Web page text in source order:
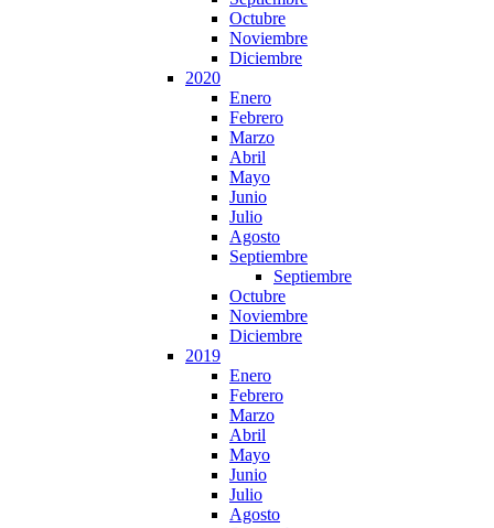
Octubre
Noviembre
Diciembre
2020
Enero
Febrero
Marzo
Abril
Mayo
Junio
Julio
Agosto
Septiembre
Septiembre
Octubre
Noviembre
Diciembre
2019
Enero
Febrero
Marzo
Abril
Mayo
Junio
Julio
Agosto